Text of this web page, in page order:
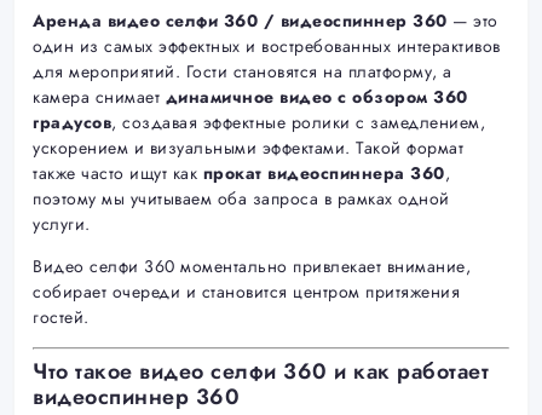
Аренда видео селфи 360 / видеоспиннер 360 — это
один из самых эффектных и востребованных интерактивов
для мероприятий. Гости становятся на платформу, а
камера снимает динамичное видео с обзором 360
градусов, создавая эффектные ролики с замедлением,
ускорением и визуальными эффектами. Такой формат
также часто ищут как прокат видеоспиннера 360,
поэтому мы учитываем оба запроса в рамках одной
услуги.
Видео селфи 360 моментально привлекает внимание,
собирает очереди и становится центром притяжения
гостей.
Что такое видео селфи 360 и как работает
видеоспиннер 360